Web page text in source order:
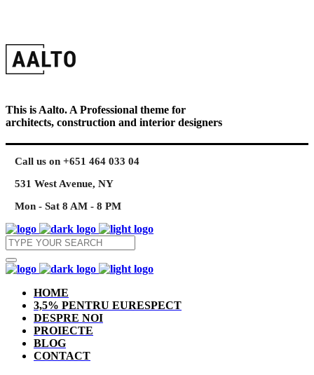
This is Aalto. A Professional theme for
architects, construction and interior designers
Call us on +651 464 033 04
531 West Avenue, NY
Mon - Sat 8 AM - 8 PM
HOME
3,5% PENTRU EURESPECT
DESPRE NOI
PROIECTE
BLOG
CONTACT